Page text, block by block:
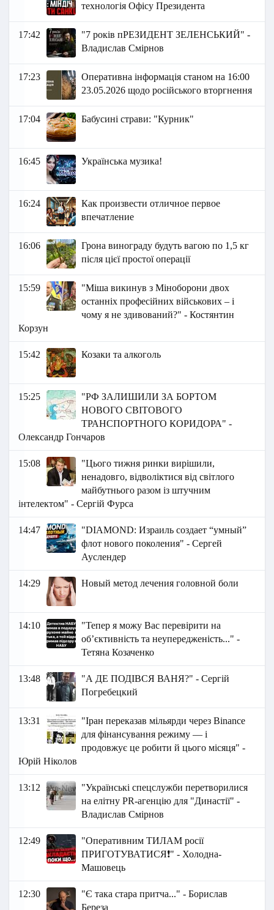
технологія Офісу Президента
17:42
"7 років пРЕЗИДЕНТ ЗЕЛЕНСЬКИЙ" -
Владислав Смірнов
17:23
Оперативна інформація станом на 16:00
23.05.2026 щодо російського вторгнення
17:04 Бабусині страви: "Курник"
16:45 Українська музика!
16:24
Как произвести отличное первое
впечатление
16:06
Грона винограду будуть вагою по 1,5 кг
після цієї простої операції
15:59
"Міша викинув з Міноборони двох
останніх професійних військових – і
чому я не здивований?" - Костянтин
Корзун
15:42 Козаки та алкоголь
15:25
"РФ ЗАЛИШИЛИ ЗА БОРТОМ
НОВОГО СВІТОВОГО
ТРАНСПОРТНОГО КОРИДОРА" -
Олександр Гончаров
15:08
"Цього тижня ринки вирішили,
ненадовго, відволіктися від світлого
майбутнього разом із штучним
інтелектом" - Сергій Фурса
14:47
"DIAMOND: Израиль создает “умный”
флот нового поколения" - Сергей
Ауслендер
14:29 Новый метод лечения головной боли
14:10
"Тепер я можу Вас перевірити на
об’єктивність та неупередженість..." -
Тетяна Козаченко
13:48
"А ДЕ ПОДІВСЯ ВАНЯ?" - Сергій
Погребецкий
13:31
"Іран переказав мільярди через Binance
для фінансування режиму — і
продовжує це робити й цього місяця" -
Юрій Ніколов
13:12
"Українські спецслужби перетворилися
на елітну PR-агенцію для "Династії" -
Владислав Смірнов
12:49
"Оперативним ТИЛАМ росії
ПРИГОТУВАТИСЯ❗️" - Холодна-
Машовець
12:30
"Є така стара притча..." - Борислав
Береза